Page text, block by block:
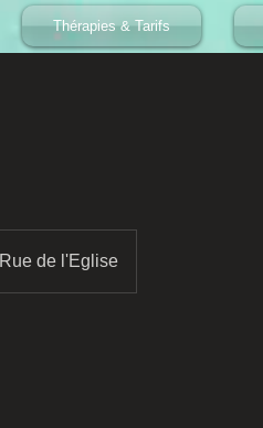
Thérapies & Tarifs
Rue de l'Eglise